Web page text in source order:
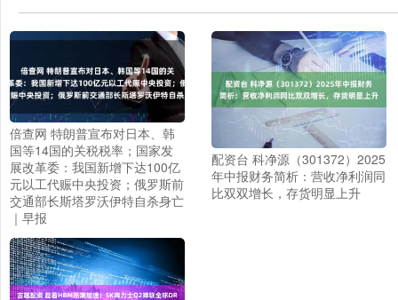
倍查网 特朗普宣布对日本、韩
国等14国的关税税率；国家发
展改革委：我国新增下达100亿
元以工代赈中央投资；俄罗斯前
交通部长斯塔罗沃伊特自杀身亡
｜早报
配资台 科净源（301372）2025
年中报财务简析：营收净利润同
比双双增长，存货明显上升